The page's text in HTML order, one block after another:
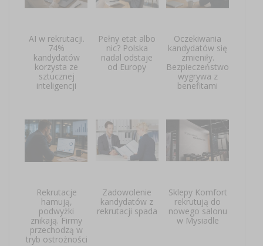
AI w rekrutacji.
74%
kandydatów
korzysta ze
sztucznej
inteligencji
Pełny etat albo
nic? Polska
nadal odstaje
od Europy
Oczekiwania
kandydatów się
zmieniły.
Bezpieczeństwo
wygrywa z
benefitami
Rekrutacje
hamują,
podwyżki
znikają. Firmy
przechodzą w
tryb ostrożności
Zadowolenie
kandydatów z
rekrutacji spada
Sklepy Komfort
rekrutują do
nowego salonu
w Mysiadle